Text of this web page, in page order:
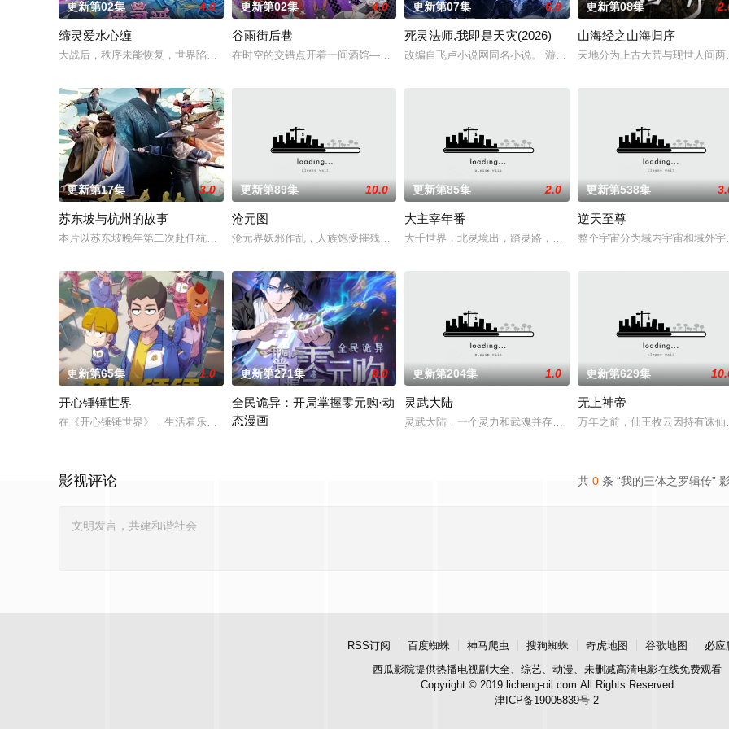
更新第02集 4.0
缔灵爱水心缠
大战后，秩序未能恢复，世界陷入混乱。混沌从深渊崛起，黑暗如潮水般吞噬大地……缔默完成了命运的蜕变——她不再是被守护的少女，而是手
更新第02集 4.0
谷雨街后巷
在时空的交错点开着一间酒馆——谷雨街后巷。 无论城市的角落，还是繁星坠落的荒漠， 穿过现实的迷宫
更新第07集 6.0
死灵法师,我即是天灾(2026)
改编自飞卢小说网同名小说。 游戏降临现实，世界规则颠覆，人类
更新第08集
山海经之山海归序
天地分为上古大荒与现世人间
更新第17集 3.0
苏东坡与杭州的故事
本片以苏东坡晚年第二次赴任杭州，与老友佛印（一心想将苏东坡渡入佛门）、辽国女粉丝耶律云（原型为高丽使者之子金富轼与金富辙合二为
更新第89集 10.0
沧元图
沧元界妖邪作乱，人族饱受摧残，主角孟川自小立下为母复仇的誓言，以镜湖道院为起点，凭借坚毅无畏
更新第85集 2.0
大主宰年番
大千世界，北灵境出，踏灵路，伐罗天，剑斩诛邪永定乾坤，万道争
更新第538集
逆天至尊
整个宇宙分为域内宇宙和域外
更新第65集 1.0
开心锤锤世界
在《开心锤锤世界》，生活着乐观善良的少年锤锤和他性格各异的家人朋友们，他们在日常琐事中脑洞大开，以充满趣味的方式应对生活琐事或
更新第271集 8.0
全民诡异：开局掌握零元购·动
态漫画
更新第204集 1.0
灵武大陆
灵武大陆，一个灵力和武魂并存的世界，灵修一念动山河，武者徒
更新第629集
无上神帝
万年之前，仙王牧云因持有诛
共 0 条 “我的三体之罗辑传”
影视评论
RSS订阅 百度蜘蛛 神马爬虫 搜狗蜘蛛 奇虎地图 谷歌地图
必应
西瓜影院提供热播电视剧大全、综艺、动漫、未删减高清电影在线免费观看
Copyright © 2019 licheng-oil.com All Rights Reserved
津ICP备19005839号-2